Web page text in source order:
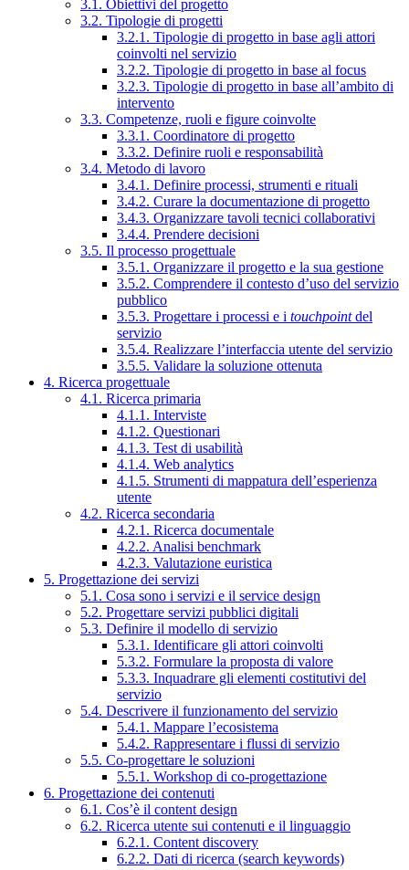
3.1. Obiettivi del progetto
3.2. Tipologie di progetti
3.2.1. Tipologie di progetto in base agli attori
coinvolti nel servizio
3.2.2. Tipologie di progetto in base al focus
3.2.3. Tipologie di progetto in base all’ambito di
intervento
3.3. Competenze, ruoli e figure coinvolte
3.3.1. Coordinatore di progetto
3.3.2. Definire ruoli e responsabilità
3.4. Metodo di lavoro
3.4.1. Definire processi, strumenti e rituali
3.4.2. Curare la documentazione di progetto
3.4.3. Organizzare tavoli tecnici collaborativi
3.4.4. Prendere decisioni
3.5. Il processo progettuale
3.5.1. Organizzare il progetto e la sua gestione
3.5.2. Comprendere il contesto d’uso del servizio
pubblico
3.5.3. Progettare i processi e i touchpointdel
servizio
3.5.4. Realizzare l’interfaccia utente del servizio
3.5.5. Validare la soluzione ottenuta
4. Ricerca progettuale
4.1. Ricerca primaria
4.1.1. Interviste
4.1.2. Questionari
4.1.3. Test di usabilità
4.1.4. Web analytics
4.1.5. Strumenti di mappatura dell’esperienza
utente
4.2. Ricerca secondaria
4.2.1. Ricerca documentale
4.2.2. Analisi benchmark
4.2.3. Valutazione euristica
5. Progettazione dei servizi
5.1. Cosa sono i servizi e il service design
5.2. Progettare servizi pubblici digitali
5.3. Definire il modello di servizio
5.3.1. Identificare gli attori coinvolti
5.3.2. Formulare la proposta di valore
5.3.3. Inquadrare gli elementi costitutivi del
servizio
5.4. Descrivere il funzionamento del servizio
5.4.1. Mappare l’ecosistema
5.4.2. Rappresentare i flussi di servizio
5.5. Co-progettare le soluzioni
5.5.1. Workshop di co-progettazione
6. Progettazione dei contenuti
6.1. Cos’è il content design
6.2. Ricerca utente sui contenuti e il linguaggio
6.2.1. Content discovery
6.2.2. Dati di ricerca (search keywords)